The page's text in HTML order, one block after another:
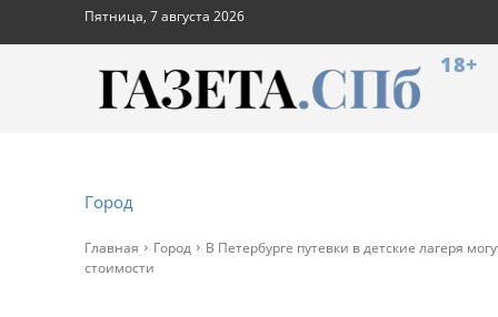
Пятница, 7 августа 2026
18+
Город
Главная Город
В Петербурге путевки в детские лагеря
стоимости